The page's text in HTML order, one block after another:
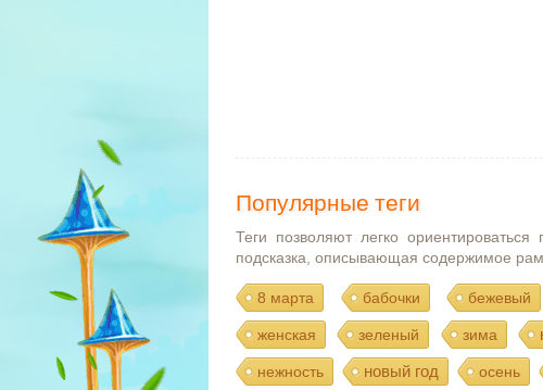
Популярные теги
Теги позволяют легко
подсказка, описывающая содержимое
8 марта бабочки бежевый
женская зеленый зима
нежность новый год осень